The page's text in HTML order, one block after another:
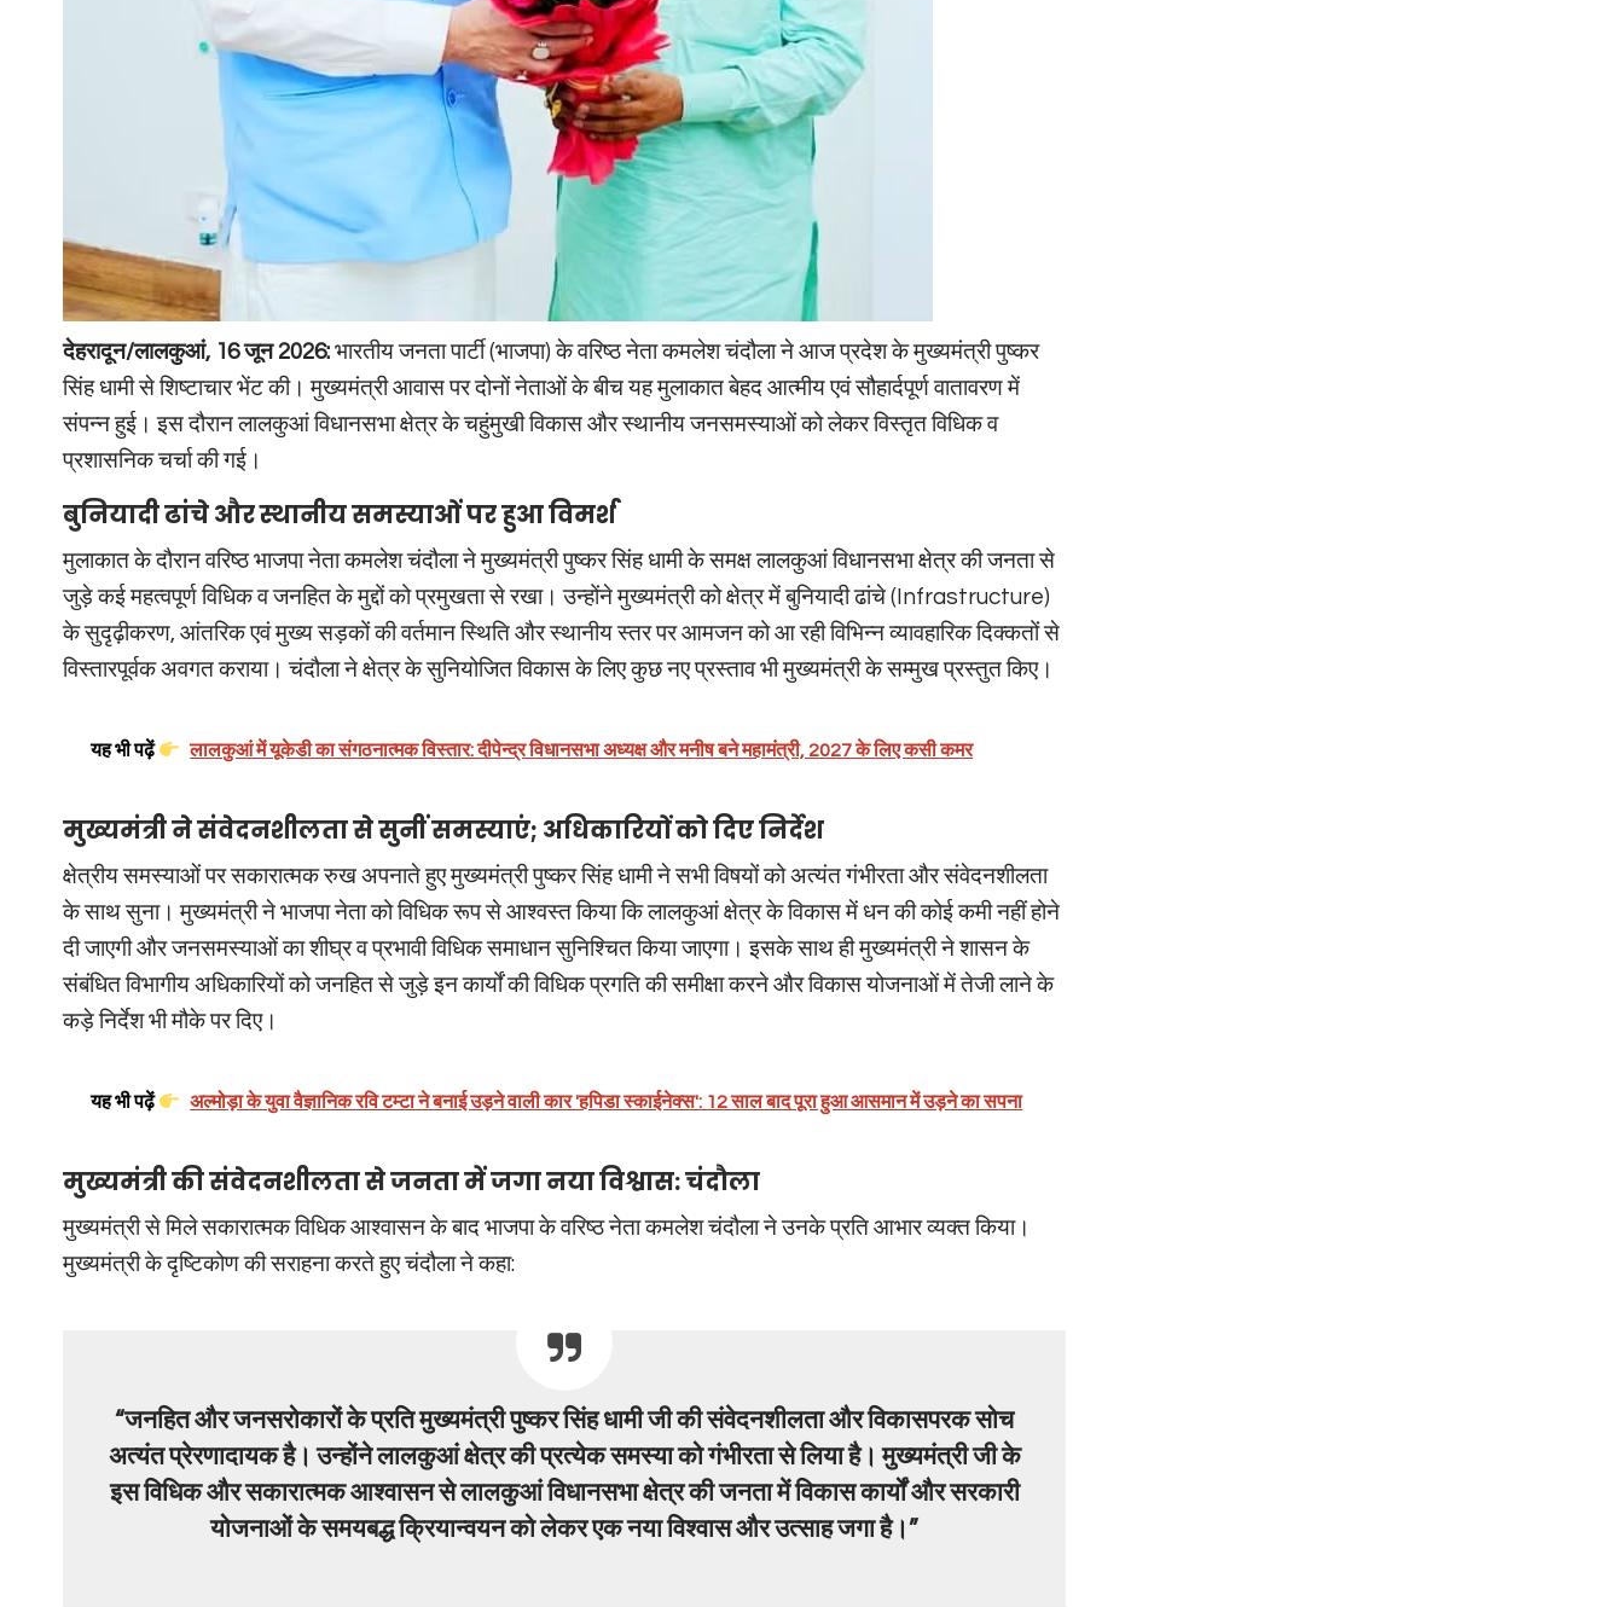
देहरादून/लालकुआं, 16 जून 2026: भारतीय जनता पार्टी (भाजपा) के वरिष्ठ नेता कमलेश चंदौला ने आज प्रदेश के मुख्यमंत्री पुष्कर
सिंह धामी से शिष्टाचार भेंट की। मुख्यमंत्री आवास पर दोनों नेताओं के बीच यह मुलाकात बेहद आत्मीय एवं सौहार्दपूर्ण वातावरण में
संपन्न हुई। इस दौरान लालकुआं विधानसभा क्षेत्र के चहुंमुखी विकास और स्थानीय जनसमस्याओं को लेकर विस्तृत विधिक व
प्रशासनिक चर्चा की गई।
बुनियादी ढांचे और स्थानीय समस्याओं पर हुआ विमर्श
मुलाकात के दौरान वरिष्ठ भाजपा नेता कमलेश चंदौला ने मुख्यमंत्री पुष्कर सिंह धामी के समक्ष लालकुआं विधानसभा क्षेत्र की जनता से
जुड़े कई महत्वपूर्ण विधिक व जनहित के मुद्दों को प्रमुखता से रखा। उन्होंने मुख्यमंत्री को क्षेत्र में बुनियादी ढांचे (Infrastructure)
के सुदृढ़ीकरण, आंतरिक एवं मुख्य सड़कों की वर्तमान स्थिति और स्थानीय स्तर पर आमजन को आ रही विभिन्न व्यावहारिक दिक्कतों से
विस्तारपूर्वक अवगत कराया। चंदौला ने क्षेत्र के सुनियोजित विकास के लिए कुछ नए प्रस्ताव भी मुख्यमंत्री के सम्मुख प्रस्तुत किए।
यह भी पढ़ें लालकुआं में यूकेडी का संगठनात्मक विस्तार: दीपेन्द्र विधानसभा अध्यक्ष और मनीष बने महामंत्री, 2027 के लिए कसी कमर
मुख्यमंत्री ने संवेदनशीलता से सुनीं समस्याएं; अधिकारियों को दिए निर्देश
क्षेत्रीय समस्याओं पर सकारात्मक रुख अपनाते हुए मुख्यमंत्री पुष्कर सिंह धामी ने सभी विषयों को अत्यंत गंभीरता और संवेदनशीलता
के साथ सुना। मुख्यमंत्री ने भाजपा नेता को विधिक रूप से आश्वस्त किया कि लालकुआं क्षेत्र के विकास में धन की कोई कमी नहीं होने
दी जाएगी और जनसमस्याओं का शीघ्र व प्रभावी विधिक समाधान सुनिश्चित किया जाएगा। इसके साथ ही मुख्यमंत्री ने शासन के
संबंधित विभागीय अधिकारियों को जनहित से जुड़े इन कार्यों की विधिक प्रगति की समीक्षा करने और विकास योजनाओं में तेजी लाने के
कड़े निर्देश भी मौके पर दिए।
यह भी पढ़ें अल्मोड़ा के युवा वैज्ञानिक रवि टम्टा ने बनाई उड़ने वाली कार 'हपिडा स्काईनेक्स': 12 साल बाद पूरा हुआ आसमान में उड़ने का सपना
मुख्यमंत्री की संवेदनशीलता से जनता में जगा नया विश्वास: चंदौला
मुख्यमंत्री से मिले सकारात्मक विधिक आश्वासन के बाद भाजपा के वरिष्ठ नेता कमलेश चंदौला ने उनके प्रति आभार व्यक्त किया।
मुख्यमंत्री के दृष्टिकोण की सराहना करते हुए चंदौला ने कहा:
“जनहित और जनसरोकारों के प्रति मुख्यमंत्री पुष्कर सिंह धामी जी की संवेदनशीलता और विकासपरक सोच
अत्यंत प्रेरणादायक है। उन्होंने लालकुआं क्षेत्र की प्रत्येक समस्या को गंभीरता से लिया है। मुख्यमंत्री जी के
इस विधिक और सकारात्मक आश्वासन से लालकुआं विधानसभा क्षेत्र की जनता में विकास कार्यों और सरकारी
योजनाओं के समयबद्ध क्रियान्वयन को लेकर एक नया विश्वास और उत्साह जगा है।”